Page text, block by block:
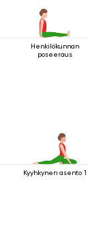
Henkilökunnan
poseeraus
Kyyhkynen asento 1